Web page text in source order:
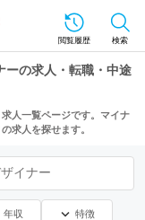
閲覧履歴 検索
ーの求人・転職・中途
人一覧ページです。マイナ
求人を探せます。
イナー
年収 特徴